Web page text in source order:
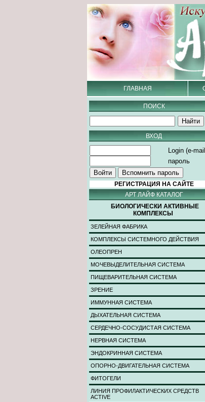
ГЛАВНАЯ
ПОИСК
ВХОД
Login (e-
пароль
РЕГИСТРАЦИЯ НА САЙТЕ
АРТ ЛАЙФ КАТАЛОГ
БИОЛОГИЧЕСКИ АКТИВНЫЕ
КОМПЛЕКСЫ
ЗЕЛЕЙНАЯ ФАБРИКА
КОМПЛЕКСЫ СИСТЕМНОГО ДЕЙСТВИЯ
ОЛЕОПРЕН
МОЧЕВЫДЕЛИТЕЛЬНАЯ СИСТЕМА
ПИЩЕВАРИТЕЛЬНАЯ СИСТЕМА
ЗРЕНИЕ
ИММУННАЯ СИСТЕМА
ДЫХАТЕЛЬНАЯ СИСТЕМА
СЕРДЕЧНО-СОСУДИСТАЯ СИСТЕМА
НЕРВНАЯ СИСТЕМА
ЭНДОКРИННАЯ СИСТЕМА
ОПОРНО-ДВИГАТЕЛЬНАЯ СИСТЕМА
ФИТОГЕЛИ
ЛИНИЯ ПРОФИЛАКТИЧЕСКИХ СРЕДСТВ
ACTIVE